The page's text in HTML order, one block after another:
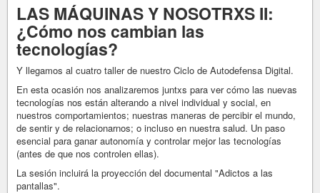
LAS MÁQUINAS Y NOSOTRXS II:
¿Cómo nos cambian las
tecnologías?
Y llegamos al cuatro taller de nuestro Ciclo de Autodefensa Digital.
En esta ocasión nos analizaremos juntxs para ver cómo las nuevas
tecnologías nos están alterando a nivel individual y social, en
nuestros comportamientos; nuestras maneras de percibir el mundo,
de sentir y de relacionarnos; o incluso en nuestra salud. Un paso
esencial para ganar autonomía y controlar mejor las tecnologías
(antes de que nos controlen ellas).
La sesión incluirá la proyección del documental "Adictos a las
pantallas".